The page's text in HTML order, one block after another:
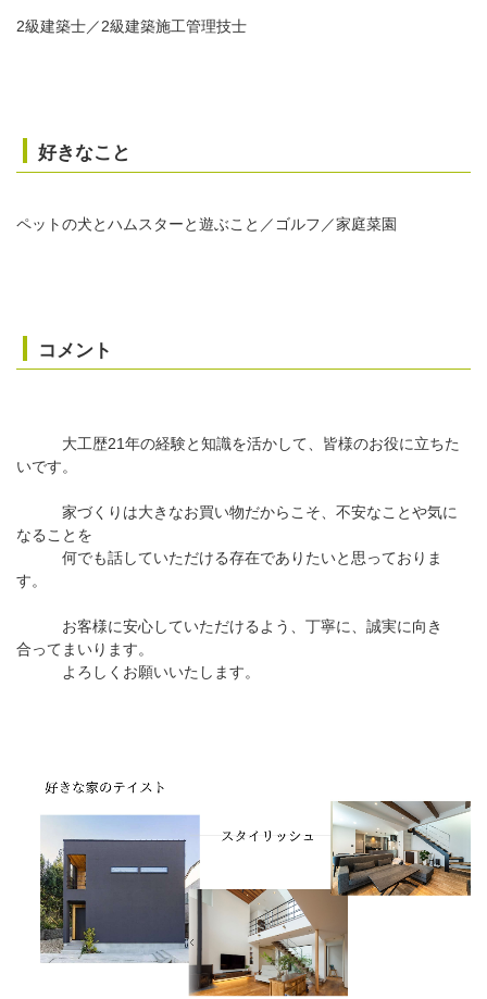
2級建築士／2級建築施工管理技士
好きなこと
ペットの犬とハムスターと遊ぶこと／ゴルフ／家庭菜園
コメント
大工歴21年の経験と知識を活かして、皆様のお役に立ちた
いです。
家づくりは大きなお買い物だからこそ、不安なことや気に
なることを
何でも話していただける存在でありたいと思っておりま
す。
お客様に安心していただけるよう、丁寧に、誠実に向き
合ってまいります。
よろしくお願いいたします。